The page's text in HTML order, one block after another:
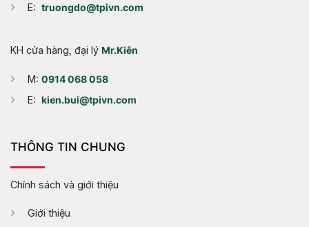
E: truongdo@tpivn.com
KH cửa hàng, đại lý Mr.Kiên
M: 0914 068 058
E: kien.bui@tpivn.com
THÔNG TIN CHUNG
Chính sách và giới thiệu
Giới thiệu